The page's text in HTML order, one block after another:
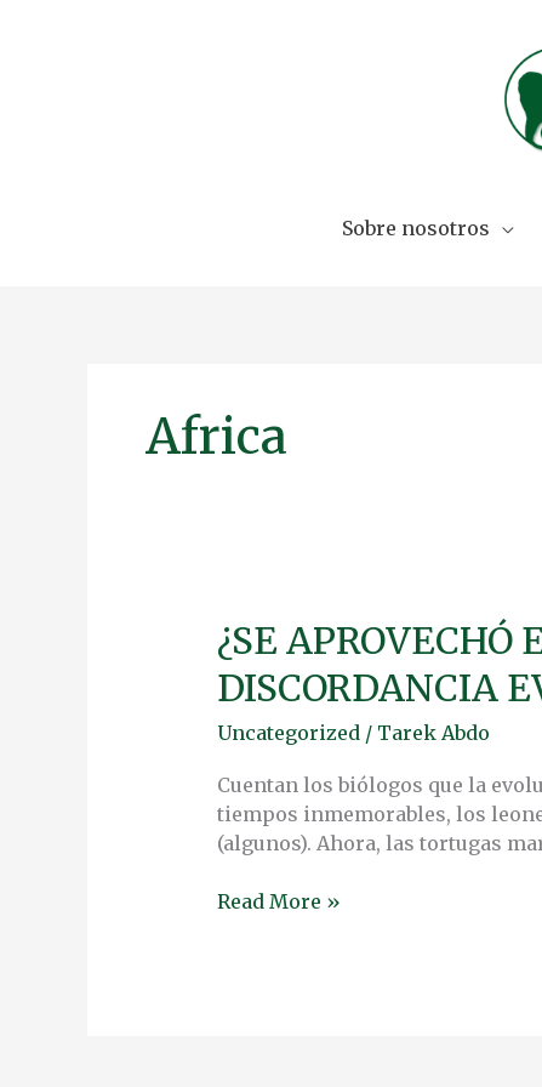
Sobre nosotros
Africa
¿SE APROVECHÓ
DISCORDANCIA
Uncategorized/ Tarek Abdo
Cuentan los biólogos que la
tiempos inmemorables, los
(algunos). Ahora, las tortugas
¿SE
APROVECHÓ
EL
ESTAFADOR
DE
TINDER
DE
UNA
EVOLUTIVA?
Read More »